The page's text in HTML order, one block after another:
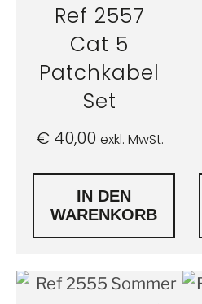
Ref 2557
Cat 5
Patchkabel
Set
€40,00 exkl. MwSt.
IN DEN
WARENKORB